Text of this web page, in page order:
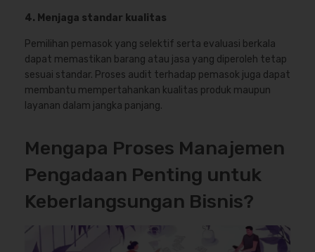
4. Menjaga standar kualitas
Pemilihan pemasok yang selektif serta evaluasi berkala
dapat memastikan barang atau jasa yang diperoleh tetap
sesuai standar. Proses audit terhadap pemasok juga dapat
membantu mempertahankan kualitas produk maupun
layanan dalam jangka panjang.
Mengapa Proses Manajemen
Pengadaan Penting untuk
Keberlangsungan Bisnis?